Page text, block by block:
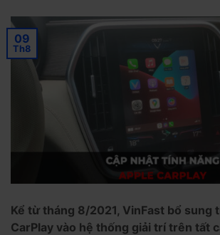
09
Th8
Kể từ tháng 8/2021, VinFast bổ sung
CarPlay vào hệ thống giải trí trên tất